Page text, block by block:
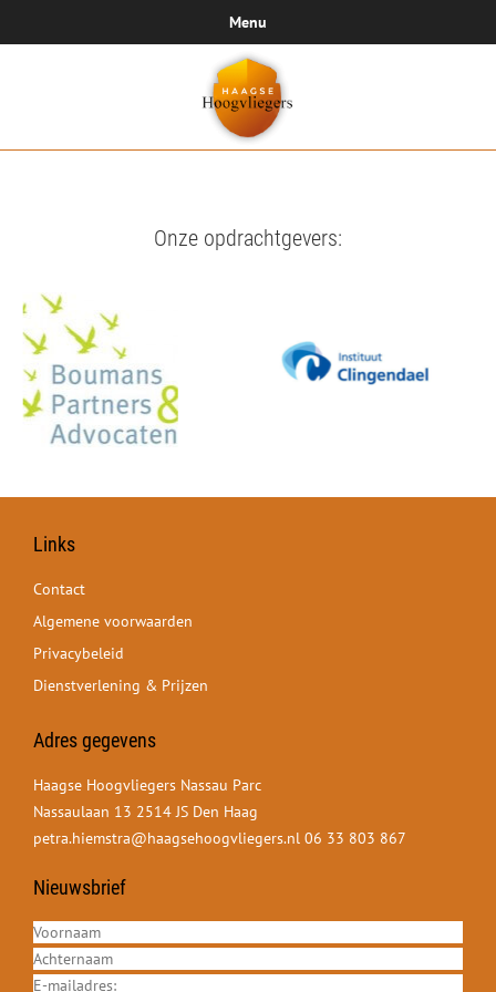
Menu
Onze opdrachtgevers:
Links
Contact
Algemene voorwaarden
Privacybeleid
Dienstverlening & Prijzen
Adres gegevens
Haagse Hoogvliegers Nassau Parc
Nassaulaan 13 2514 JS Den Haag
petra.hiemstra@haagsehoogvliegers.nl 06 33 803 867
Nieuwsbrief